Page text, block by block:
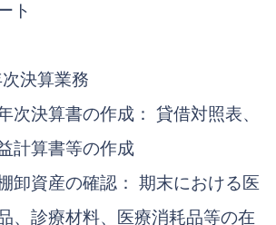
ト
次決算業務
次決算書の作成： 貸借対照表、
計算書等の作成
卸資産の確認： 期末における医
、診療材料、医療消耗品等の在